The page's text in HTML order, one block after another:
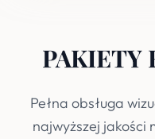
PAKIETY
Pełna obsługa
najwyższej jakości